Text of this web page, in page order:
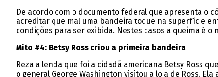
De acordo com o documento federal que apresenta o
acreditar que mal uma bandeira toque na superfície
condições para ser exibida. Nestes casos a queima é
Mito #4: Betsy Ross criou a primeira bandeira
Reza a lenda que foi a cidadã americana Betsy Ross
o general George Washington visitou a loja de Ross.